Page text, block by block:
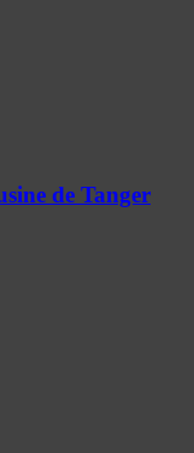
de Tanger